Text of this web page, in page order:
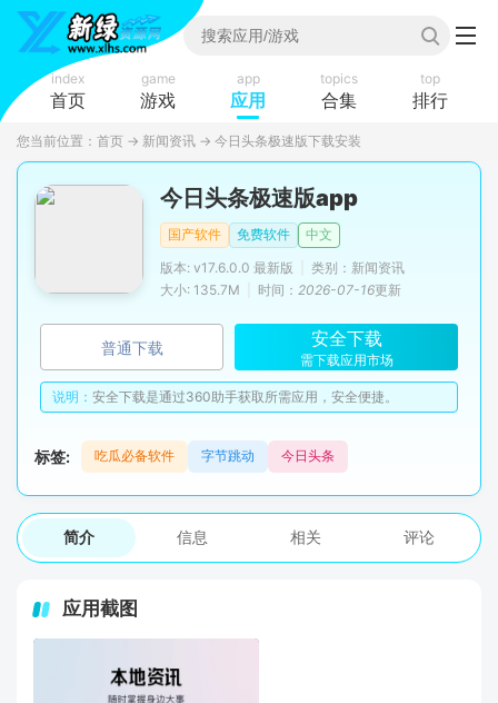
index
首页
game
游戏
app
应用
topics
合集
top
排行
您当前位置： 首页 → 新闻资讯 → 今日头条极速版下载安装
今日头条极速版app
国产软件 免费软件
中文
版本: v17.6.0.0 最新版
类别：新闻资讯
大小: 135.7M
时间： 2026-07-16更新
普通下载 安全下载
需下载应用市场
说明： 安全下载是通过360助手获取所需应用，安全便捷。
标签: 吃瓜必备软件 字节跳动 今日头条
简介 信息 相关 评论
应用截图